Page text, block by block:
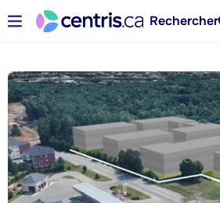
Rechercher